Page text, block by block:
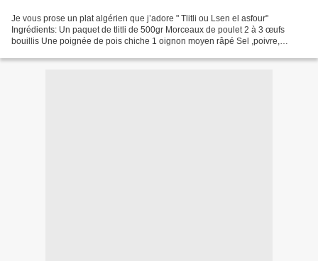
Je vous prose un plat algérien que j’adore " Tlitli ou Lsen el asfour"
Ingrédients: Un paquet de tlitli de 500gr Morceaux de poulet 2 à 3 œufs
bouillis Une poignée de pois chiche 1 oignon moyen râpé Sel ,poivre,